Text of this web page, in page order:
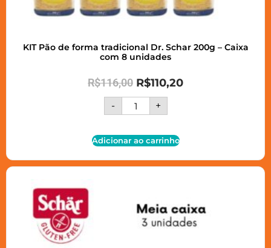
KIT Pão de forma tradicional Dr. Schar 200g – Caixa
com 8 unidades
R$116,00 R$110,20
- +
Adicionar ao carrinho